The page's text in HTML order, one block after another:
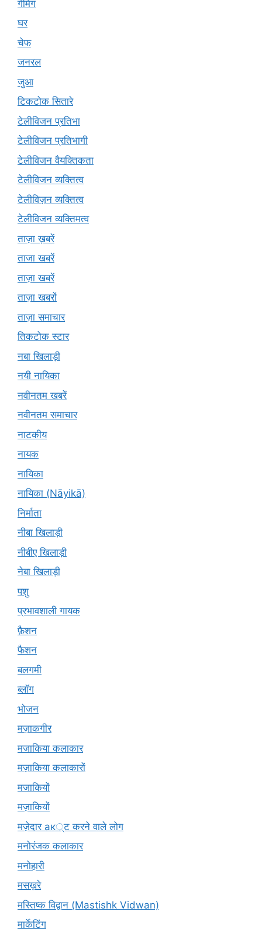
गेमिंग
घर
चेफ
जनरल
जुआ
टिकटोक सितारे
टेलीविजन प्रतिभा
टेलीविजन प्रतिभागी
टेलीविजन वैयक्तिकता
टेलीविजन व्यक्तित्व
टेलीविज़न व्यक्तित्व
टेलीविजन व्यक्तिमत्व
ताज़ा ख़बरें
ताजा खबरें
ताज़ा खबरें
ताज़ा खबरों
ताज़ा समाचार
तिकटोक स्टार
नबा खिलाड़ी
नयी नायिका
नवीनतम खबरें
नवीनतम समाचार
नाटकीय
नायक
नायिका
नायिका (Nāyikā)
निर्माता
नीबा खिलाड़ी
नीबीए खिलाड़ी
नेबा खिलाड़ी
पशु
प्रभावशाली गायक
फ़ैशन
फैशन
बलगमी
ब्लॉग
भोजन
मज़ाकगीर
मजाकिया कलाकार
मज़ाकिया कलाकारों
मजाकियों
मज़ाकियों
मज़ेदार ак्ट करने वाले लोग
मनोरंजक कलाकार
मनोहारी
मसख़रे
मस्तिष्क विद्वान (Mastishk Vidwan)
मार्केटिंग